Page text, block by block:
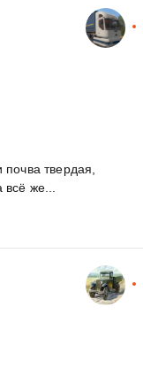
почва твердая,
всё же...